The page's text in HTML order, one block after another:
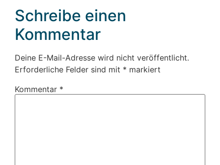
Schreibe einen
Kommentar
Deine E-Mail-Adresse wird nicht veröffentlicht.
Erforderliche Felder sind mit * markiert
Kommentar *